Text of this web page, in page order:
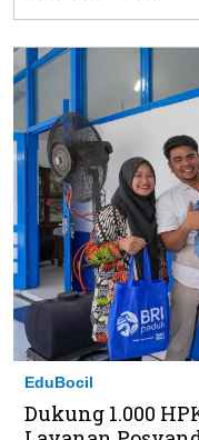
EduBocil
Dukung 1.000